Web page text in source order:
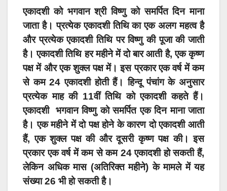
एकादशी को भगवान श्री विष्णु को समर्पित दिन माना
जाता है। प्रत्येक एकादशी तिथि का एक अलग महत्व है
और प्रत्येक एकादशी तिथि पर विष्णु की पूजा की जाती
है। एकादशी तिथि हर महीने में दो बार आती है, एक कृष्ण
पक्ष में और एक शुक्ल पक्ष में। इस प्रकार एक वर्ष में कम
से कम 24 एकादशी होती हैं। हिन्दू पंचांग के अनुसार
प्रत्येक माह की 11वीं तिथि को एकादशी कहते हैं।
एकादशीभगवान विष्णु को समर्पित एक दिन माना जाता
है। एक महीने में दो पक्ष होने के कारण दो एकादशी आती
हैं, एक शुक्ल पक्ष की और दूसरी कृष्ण पक्ष की। इस
प्रकार एक वर्ष में कम से कम 24 एकादशी हो सकती हैं,
लेकिन अधिक मास (अतिरिक्त महीने) के मामले में यह
संख्या 26 भी हो सकती है।